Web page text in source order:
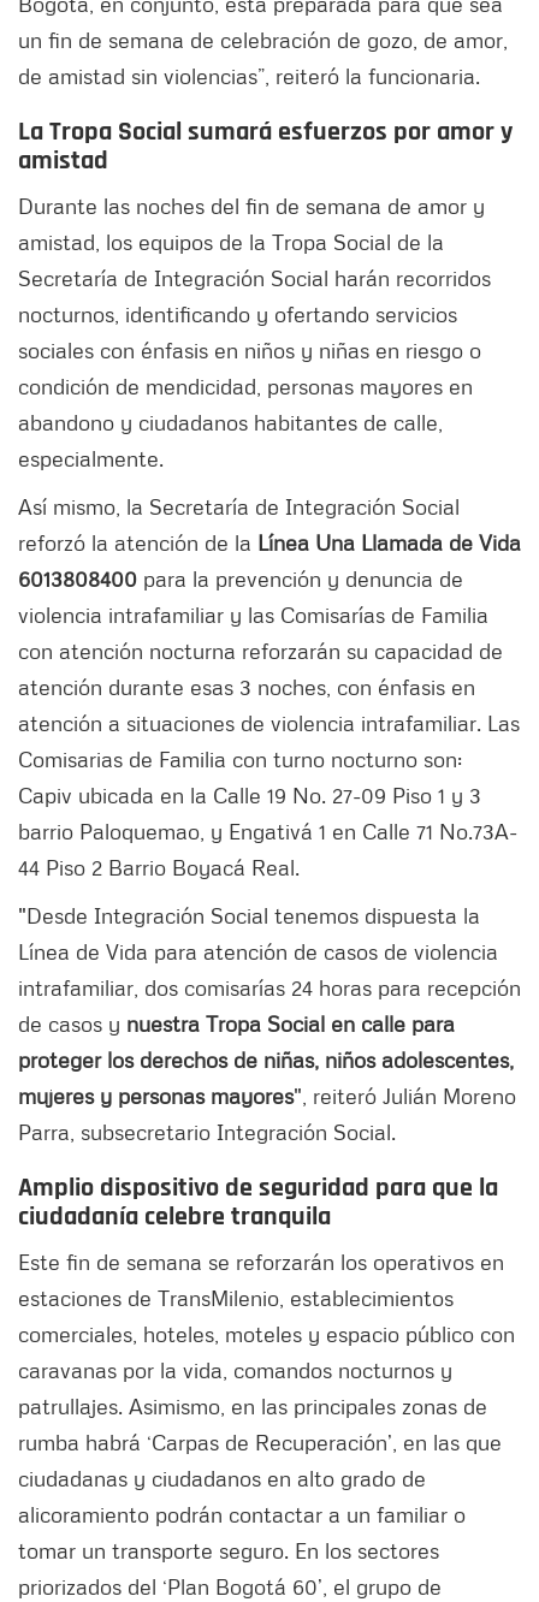
un fin de semana de celebración de gozo, de amor,
de amistad sin violencias”, reiteró la funcionaria.
La Tropa Social sumará esfuerzos por amor y
amistad
Durante las noches del fin de semana de amor y
amistad, los equipos de la Tropa Social de la
Secretaría de Integración Social harán recorridos
nocturnos, identificando y ofertando servicios
sociales con énfasis en niños y niñas en riesgo o
condición de mendicidad, personas mayores en
abandono y ciudadanos habitantes de calle,
especialmente.
Así mismo, la Secretaría de Integración Social
reforzó la atención de la Línea Una Llamada de Vida
6013808400 para la prevención y denuncia de
violencia intrafamiliar y las Comisarías de Familia
con atención nocturna reforzarán su capacidad de
atención durante esas 3 noches, con énfasis en
atención a situaciones de violencia intrafamiliar. Las
Comisarias de Familia con turno nocturno son:
Capiv ubicada en la Calle 19 No. 27-09 Piso 1 y 3
barrio Paloquemao, y Engativá 1 en Calle 71 No.73A-
44 Piso 2 Barrio Boyacá Real.
"Desde Integración Social tenemos dispuesta la
Línea de Vida para atención de casos de violencia
intrafamiliar, dos comisarías 24 horas para recepción
de casos y nuestra Tropa Social en calle para
proteger los derechos de niñas, niños adolescentes,
mujeres y personas mayores", reiteró Julián Moreno
Parra, subsecretario Integración Social.
Amplio dispositivo de seguridad para que la
ciudadanía celebre tranquila
Este fin de semana se reforzarán los operativos en
estaciones de TransMilenio, establecimientos
comerciales, hoteles, moteles y espacio público con
caravanas por la vida, comandos nocturnos y
patrullajes. Asimismo, en las principales zonas de
rumba habrá ‘Carpas de Recuperación’, en las que
ciudadanas y ciudadanos en alto grado de
alicoramiento podrán contactar a un familiar o
tomar un transporte seguro. En los sectores
priorizados del ‘Plan Bogotá 60’, el grupo de